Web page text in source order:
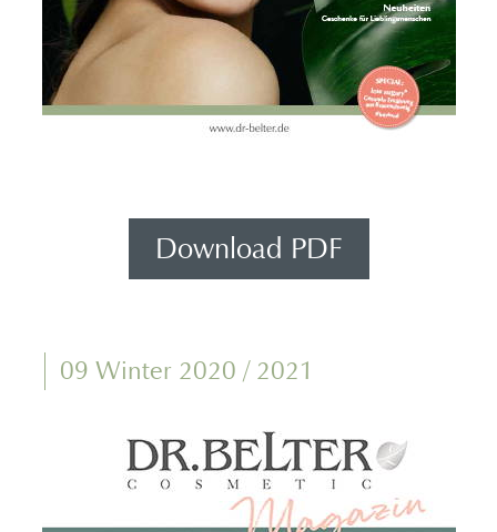
Download PDF
09 Winter 2020 / 2021